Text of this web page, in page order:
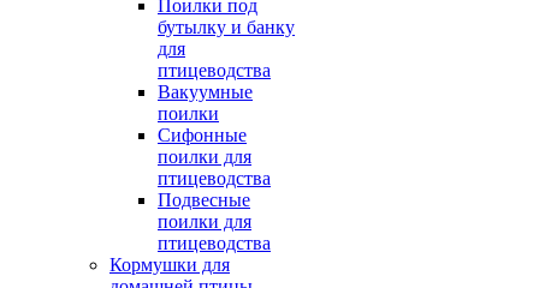
Поилки под
бутылку и банку
для
птицеводства
Вакуумные
поилки
Сифонные
поилки для
птицеводства
Подвесные
поилки для
птицеводства
Кормушки для